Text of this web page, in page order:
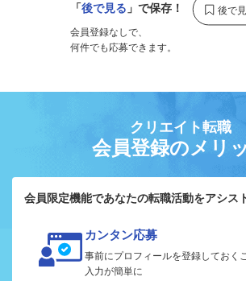
「後で見る 」で保存！
会員登録なしで、
何件でも応募できます。
クリエイト転職
会員登録のメリ
会員限定機能であなたの転職活動をアシス
カンタン応募
事前にプロフィールを登録しておく
入力が簡単に